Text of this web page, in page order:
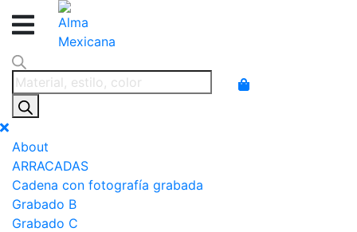
Products
search
About
ARRACADAS
Cadena con fotografía grabada
Grabado B
Grabado C